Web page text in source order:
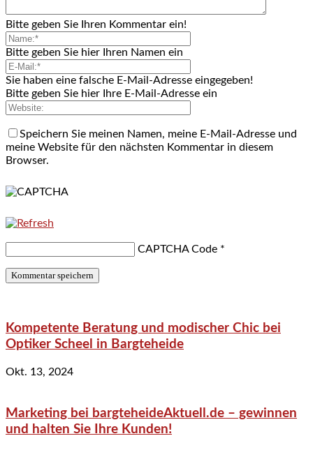
Bitte geben Sie Ihren Kommentar ein!
Bitte geben Sie hier Ihren Namen ein
Sie haben eine falsche E-Mail-Adresse eingegeben!
Bitte geben Sie hier Ihre E-Mail-Adresse ein
Speichern Sie meinen Namen, meine E-Mail-Adresse und
meine Website für den nächsten Kommentar in diesem
Browser.
CAPTCHA Code *
Kompetente Beratung und modischer Chic bei
Optiker Scheel in Bargteheide
Okt. 13, 2024
Marketing bei bargteheideAktuell.de – gewinnen
und halten Sie Ihre Kunden!